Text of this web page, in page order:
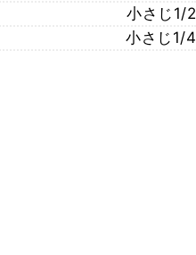
小さじ1/2
小さじ1/4